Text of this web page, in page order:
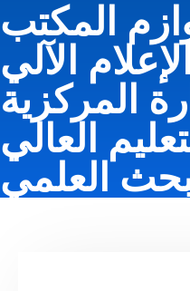
المكتب
الآلي
المركزية
العالي
العلمي